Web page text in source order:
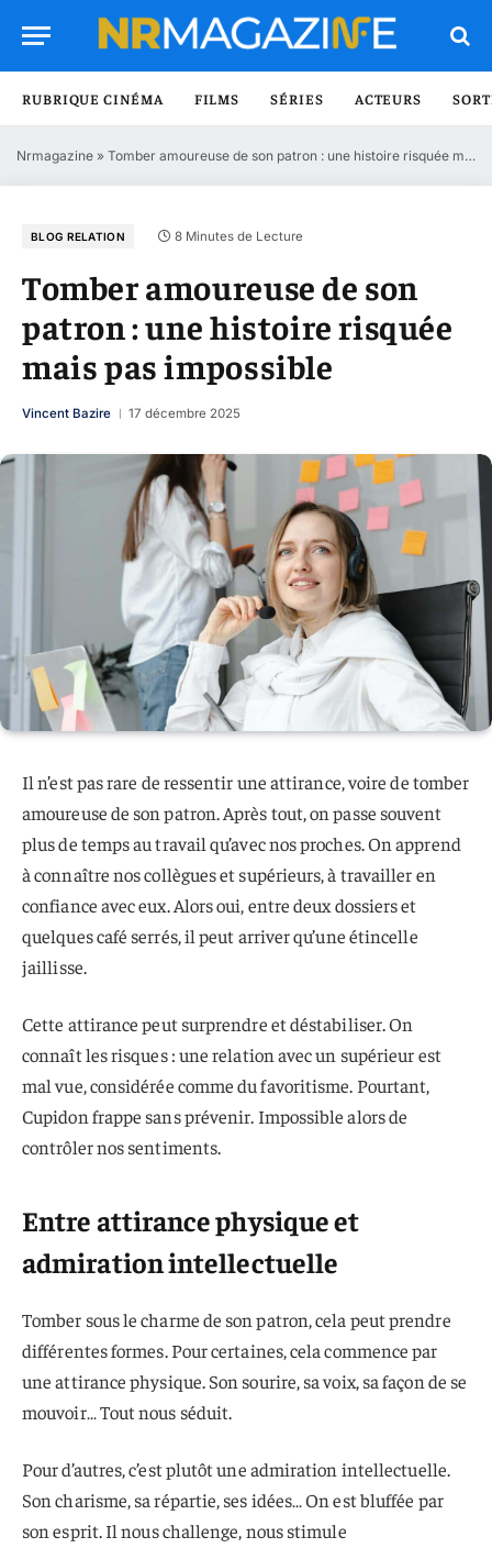
RUBRIQUE CINÉMA FILMS SÉRIES ACTEURS
Nrmagazine » Tomber amoureuse de son patron : une histoire risquée mais pas impossible
BLOG RELATION 8 Minutes de Lecture
Tomber amoureuse de son
patron : une histoire risquée
mais pas impossible
Vincent Bazire 17 décembre 2025
Il n’est pas rare de ressentir une attirance, voire de tomber
amoureuse de son patron. Après tout, on passe souvent
plus de temps au travail qu’avec nos proches. On apprend
à connaître nos collègues et supérieurs, à travailler en
confiance avec eux. Alors oui, entre deux dossiers et
quelques café serrés, il peut arriver qu’une étincelle
jaillisse.
Cette attirance peut surprendre et déstabiliser. On
connaît les risques : une relation avec un supérieur est
mal vue, considérée comme du favoritisme. Pourtant,
Cupidon frappe sans prévenir. Impossible alors de
contrôler nos sentiments.
Entre attirance physique et
admiration intellectuelle
Tomber sous le charme de son patron, cela peut prendre
différentes formes. Pour certaines, cela commence par
une attirance physique. Son sourire, sa voix, sa façon de se
mouvoir… Tout nous séduit.
Pour d’autres, c’est plutôt une admiration intellectuelle.
Son charisme, sa répartie, ses idées… On est bluffée par
son esprit. Il nous challenge, nous stimule